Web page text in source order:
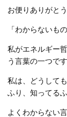
お便りありがと
「わからないも
私がエネルギー
う言葉の一つです
私は、どうして
ふり、知ってる
よくわからない